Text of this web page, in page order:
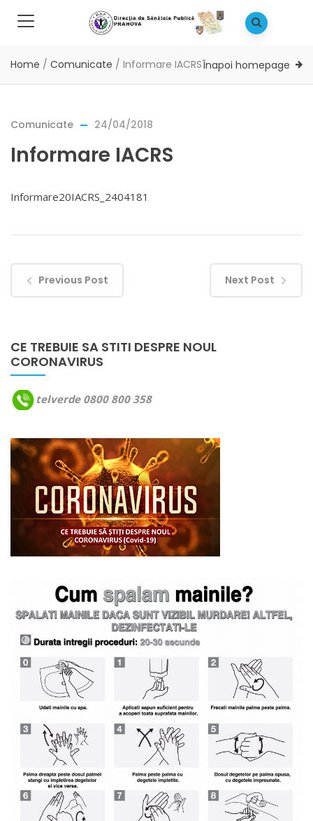
Home / Comunicate / Informare IACRSÎnapoi homepage
Comunicate 24/04/2018
Informare IACRS
Informare20IACRS_2404181
Previous Post Next Post
CE TREBUIE SA STITI DESPRE NOUL
CORONAVIRUS
telverde 0800 800 358